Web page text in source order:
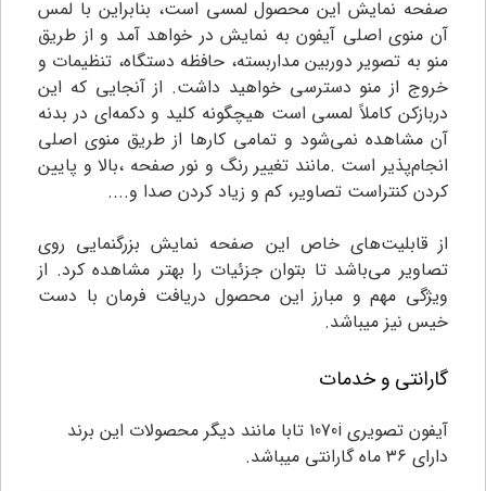
صفحه نمایش این محصول لمسی است، بنابراین با لمس
آن منوی اصلی آیفون به نمایش در خواهد آمد و از طریق
منو به تصویر دوربین مداربسته، حافظه دستگاه، تنظیمات و
خروج از منو دسترسی خواهید داشت. از آنجایی که این
دربازکن کاملاً لمسی است هیچگونه کلید و دکمه‌ای در بدنه
آن مشاهده نمی‌شود و تمامی کارها از طریق منوی اصلی
انجام‌پذیر است .مانند تغییر رنگ و نور صفحه ،بالا و پایین
کردن کنتراست تصاویر، کم و زیاد کردن صدا و....
از قابلیت‌های خاص این صفحه نمایش بزرگنمایی روی
تصاویر می‌باشد تا بتوان جزئیات را بهتر مشاهده کرد. از
ویژگی مهم و مبارز این محصول دریافت فرمان با دست
خیس نیز میباشد.
گارانتی و خدمات
آیفون تصویری 1070i تابا مانند دیگر محصولات این برند
دارای ۳۶ ماه گارانتی میباشد.